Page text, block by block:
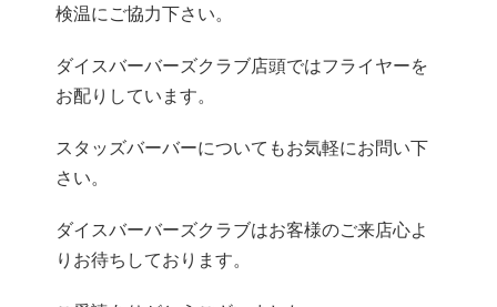
検温にご協力下さい。
ダイスバーバーズクラブ店頭ではフライヤーを
お配りしています。
スタッズバーバーについてもお気軽にお問い下
さい。
ダイスバーバーズクラブはお客様のご来店心よ
りお待ちしております。